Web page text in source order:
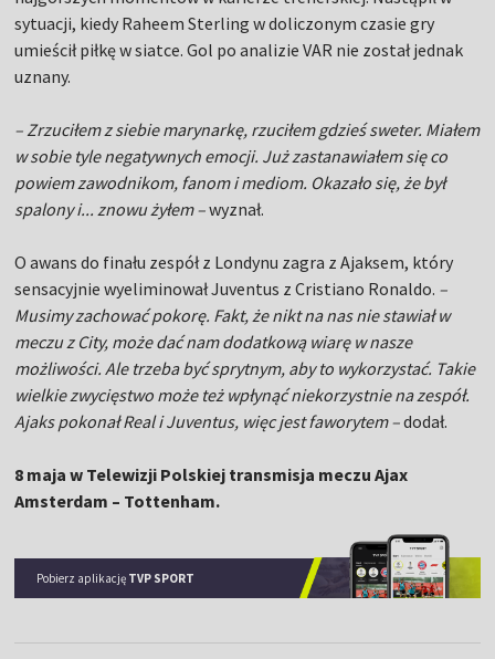
sytuacji, kiedy Raheem Sterling w doliczonym czasie gry
umieścił piłkę w siatce. Gol po analizie VAR nie został jednak
uznany.
– Zrzuciłem z siebie marynarkę, rzuciłem gdzieś sweter. Miałem
w sobie tyle negatywnych emocji. Już zastanawiałem się co
powiem zawodnikom, fanom i mediom. Okazało się, że był
spalony i... znowu żyłem –wyznał.
O awans do finału zespół z Londynu zagra z Ajaksem, który
sensacyjnie wyeliminował Juventus z Cristiano Ronaldo. –
Musimy zachować pokorę. Fakt, że nikt na nas nie stawiał w
meczu z City, może dać nam dodatkową wiarę w nasze
możliwości. Ale trzeba być sprytnym, aby to wykorzystać. Takie
wielkie zwycięstwo może też wpłynąć niekorzystnie na zespół.
Ajaks pokonał Real i Juventus, więc jest faworytem –dodał.
8 maja w Telewizji Polskiej transmisja meczu Ajax
Amsterdam – Tottenham.
Pobierz aplikację TVP SPORT